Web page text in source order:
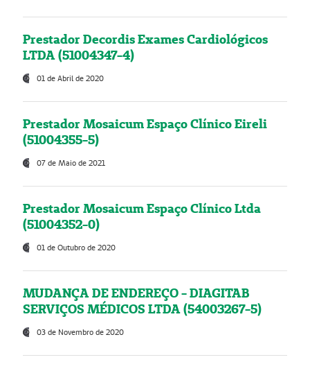
Prestador Decordis Exames Cardiológicos
LTDA (51004347-4)
01 de Abril de 2020
Prestador Mosaicum Espaço Clínico Eireli
(51004355-5)
07 de Maio de 2021
Prestador Mosaicum Espaço Clínico Ltda
(51004352-0)
01 de Outubro de 2020
MUDANÇA DE ENDEREÇO - DIAGITAB
SERVIÇOS MÉDICOS LTDA (54003267-5)
03 de Novembro de 2020